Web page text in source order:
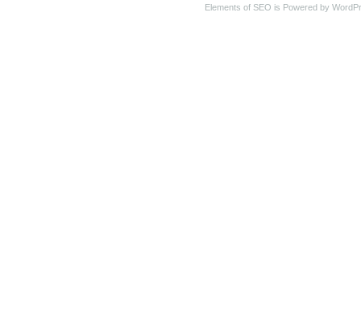
Elements of SEO is Powered by